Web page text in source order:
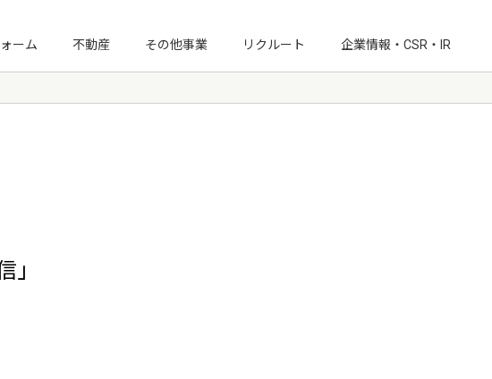
ーム 不動産 その他事業 リクルート 企業情報・CSR・IR
」